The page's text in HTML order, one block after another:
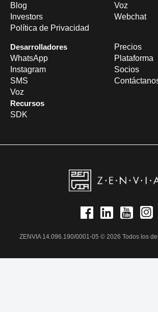
Blog
Investors
Política de Privacidad
Voz
Webchat
Desarrolladores
WhatsApp
Instagram
SMS
Voz
Recursos
SDK
Precios
Plataforma
Socios
ZENVIA 14.096.190/0001-05 © 2026 Todos los